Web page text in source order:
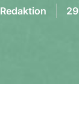
Redaktion